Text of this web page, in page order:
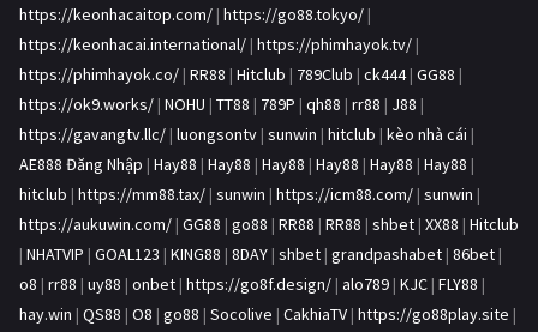
https://keonhacaitop.com/ | https://go88.tokyo/ |
https://keonhacai.international/ | https://phimhayok.tv/ |
https://phimhayok.co/ | RR88 | Hitclub | 789Club | ck444| GG88 |
https://ok9.works/ | NOHU | TT88 | 789P | qh88 | rr88 | J88 |
https://gavangtv.llc/ | luongsontv | sunwin | hitclub | kèo nhà cái |
AE888 Đăng Nhập | Hay88 | Hay88 | Hay88 | Hay88 | Hay88 | Hay88 |
hitclub | https://mm88.tax/ | sunwin | https://icm88.com/ | sunwin |
https://aukuwin.com/ | GG88 | go88 | RR88 | RR88 | shbet | XX88 | Hitclub
| NHATVIP | GOAL123 | KING88 | 8DAY | shbet | grandpashabet | 86bet |
o8 | rr88 | uy88 | onbet | https://go8f.design/ | alo789 | KJC | FLY88 |
hay.win | QS88 | O8 | go88 | Socolive | CakhiaTV | https://go88play.site |